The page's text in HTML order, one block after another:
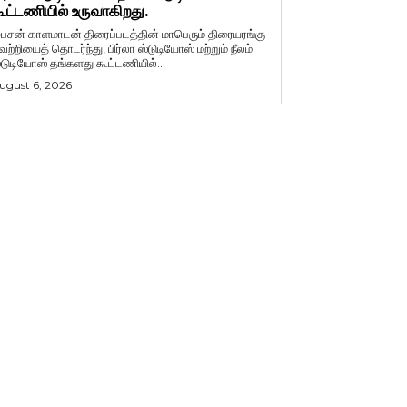
உருவாகிறது.
காளமாடன் திரைப்படத்தின் மாபெரும் திரையரங்கு
தொடர்ந்து, பிர்லா ஸ்டுடியோஸ் மற்றும் நீலம்
தங்களது கூட்டணியில்...
6, 2026